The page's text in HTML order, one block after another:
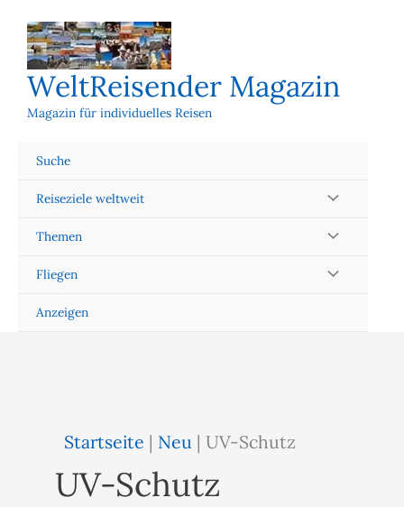
Inhalt
springen
WeltReisender Magazin
Magazin für individuelles Reisen
Suche
Reiseziele weltweit
Themen
Fliegen
Anzeigen
Startseite | Neu |UV-Schutz
UV-Schutz